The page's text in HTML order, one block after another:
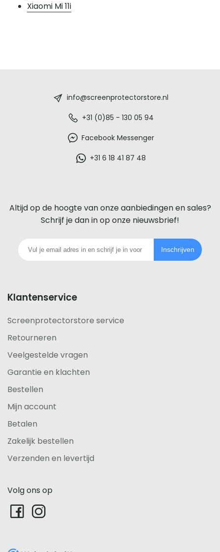
Xiaomi Mi 11i
voor
iedere
telefoon
info@screenprotectorstore.nl
+31 (0)85 - 130 05 94
Facebook Messenger
+31 6 18 41 87 48
Altijd op de hoogte van onze aanbiedingen en sales?
Schrijf je dan in op onze nieuwsbrief!
Inschrijven
Klantenservice
Screenprotectorstore service
Retourneren
Veelgestelde vragen
Garantie en klachten
Bestellen
Mijn account
Betalen
Zakelijk bestellen
Verzenden en levertijd
Volg ons op